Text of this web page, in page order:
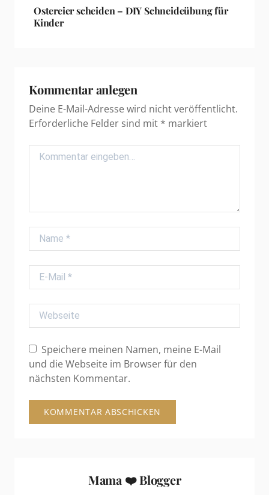
Ostereier scheiden – DIY Schneideübung für
Kinder
Kommentar anlegen
Deine E-Mail-Adresse wird nicht veröffentlicht.
Erforderliche Felder sind mit * markiert
Comment
Name
E-Mail
Webseite
Speichere meinen Namen, meine E-Mail
und die Webseite im Browser für den
nächsten Kommentar.
Mama ❤️ Blogger